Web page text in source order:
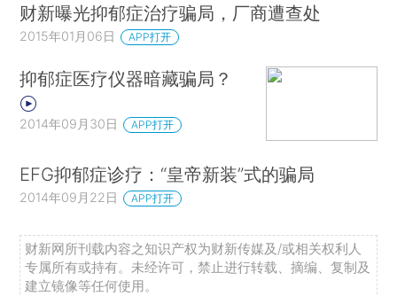
财新曝光抑郁症治疗骗局，厂商遭查处
2015年01月06日 APP打开
抑郁症医疗仪器暗藏骗局？
2014年09月30日 APP打开
EFG抑郁症诊疗：“皇帝新装”式的骗局
2014年09月22日 APP打开
财新网所刊载内容之知识产权为财新传媒及/或相关权利人
专属所有或持有。未经许可，禁止进行转载、摘编、复制及
建立镜像等任何使用。